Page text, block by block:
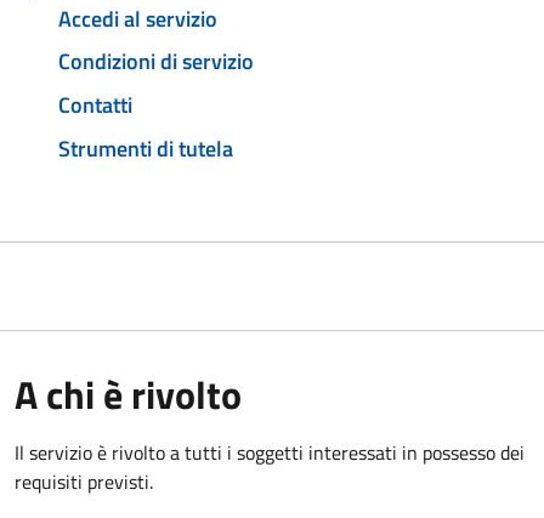
Accedi al servizio
Condizioni di servizio
Contatti
Strumenti di tutela
A chi è rivolto
Il servizio è rivolto a tutti i soggetti interessati in possesso dei
requisiti previsti.